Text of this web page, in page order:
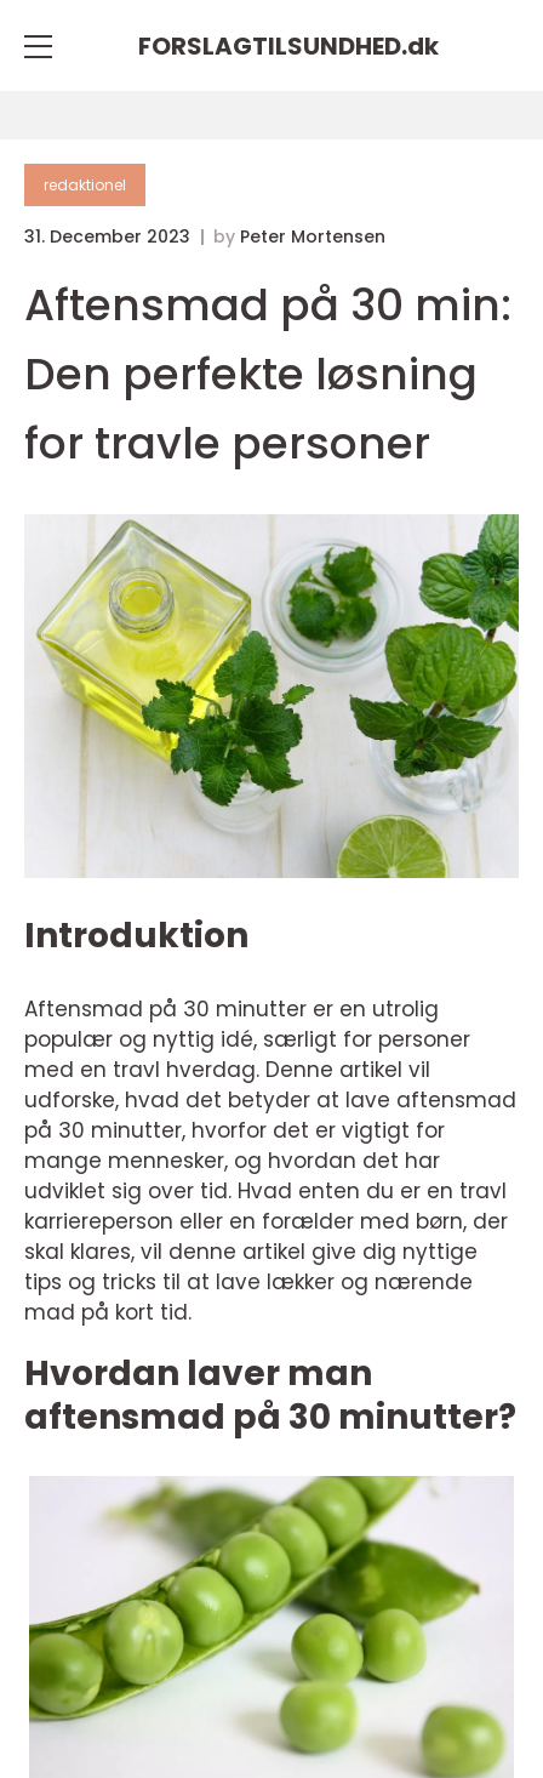
FORSLAGTILSUNDHED.dk
redaktionel
31. December 2023 by Peter Mortensen
Aftensmad på 30 min:
Den perfekte løsning
for travle personer
Introduktion
Aftensmad på 30 minutter er en utrolig
populær og nyttig idé, særligt for personer
med en travl hverdag. Denne artikel vil
udforske, hvad det betyder at lave aftensmad
på 30 minutter, hvorfor det er vigtigt for
mange mennesker, og hvordan det har
udviklet sig over tid. Hvad enten du er en travl
karriereperson eller en forælder med børn, der
skal klares, vil denne artikel give dig nyttige
tips og tricks til at lave lækker og nærende
mad på kort tid.
Hvordan laver man
aftensmad på 30 minutter?